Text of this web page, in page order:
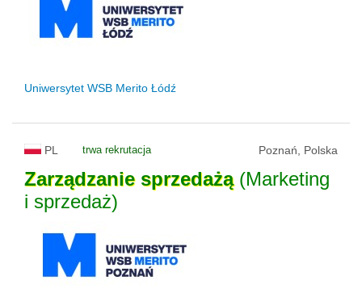
Uniwersytet WSB Merito Łódź
PL trwa rekrutacja Poznań, Polska
Zarządzanie sprzedażą(Marketing
i sprzedaż)